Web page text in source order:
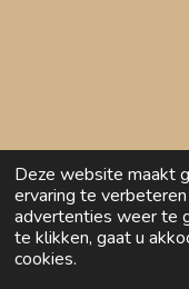
Deze website maakt
ervaring te
advertenties weer te
te klikken, gaat u
cookies.